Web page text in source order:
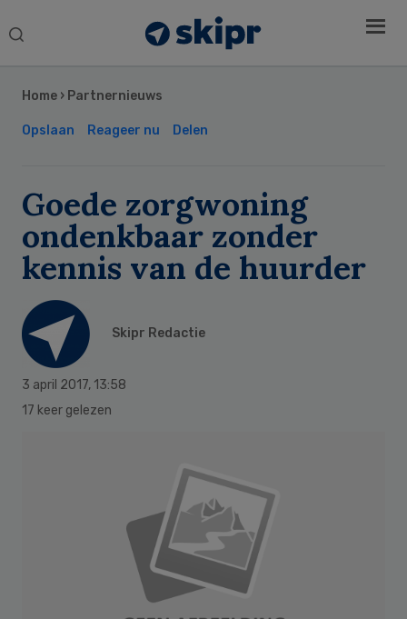
Search
Home › Partnernieuws
Opslaan Reageer nu Delen
Goede zorgwoning
ondenkbaar zonder
kennis van de huurder
Skipr Redactie
3 april 2017, 13:58
17 keer gelezen
Sidebar